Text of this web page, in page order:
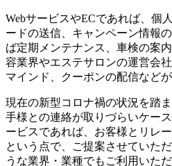
WebサービスやECであれば、個
ードの送信、キャンペーン情報
ば定期メンテナンス、車検の案
容業界やエステサロンの運営会
マインド、クーポンの配信など
現在の新型コロナ禍の状況を踏
手様との連絡が取りづらいケー
ービスであれば、お客様とリレ
という点で、ご提案させていた
うな業界・業種でもご利用いた